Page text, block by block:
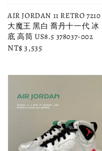
AIR JORDAN 11 RETRO 7210
大魔王 黑白 喬丹十一代 冰
底 高筒 US8.5 378037-002
Regular
NT$ 3,535